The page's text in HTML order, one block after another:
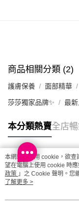
每筆HK$65.00，滿
確認發貨後1-3 工作天
取。逾期會取消訂單，
每筆HK$20.00，滿
(澳門門市) 只顯示可選
每筆HK$20.00，滿
澳門地區配送 - 確認發
商品相關分類 (2)
護膚保養 面部精華
莎莎獨家品牌✨ 最
本分類熱賣全店
熱門標籤
熱銷排行
本網站中使用 cookie，欲
望在電腦上使用 cookie 時
政策 」之 Cookie 聲明。您
條款之 Cookie 聲明使用
了解更多 >